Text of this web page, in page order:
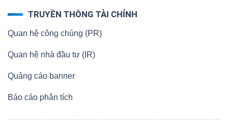
TRUYỀN THÔNG TÀI CHÍNH
Quan hệ công chúng (PR)
Quan hệ nhà đầu tư (IR)
Quảng cáo banner
Báo cáo phân tích